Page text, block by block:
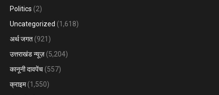
Politics (2)
Uncategorized (1,618)
अर्थ जगत (921)
उत्तराखंड न्यूज़ (5,204)
कानूनी दावपेंच (557)
क्राइम(1,550)